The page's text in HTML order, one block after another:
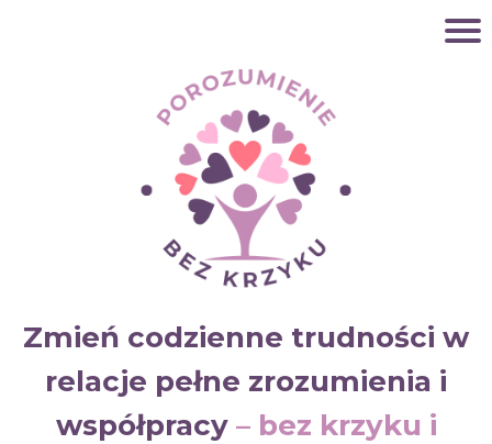
Zmień codzienne trudności w
relacje pełne zrozumienia i
współpracy – bez krzyku i